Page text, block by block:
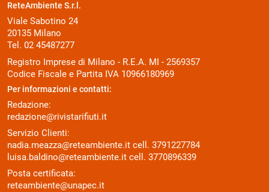
ReteAmbiente S.r.l.
Viale Sabotino 24
20135 Milano
Tel. 02 45487277
Registro Imprese di Milano - R.E.A. MI - 2569357
Codice Fiscale e Partita IVA 10966180969
Per informazioni e contatti:
Redazione:
redazione@rivistarifiuti.it
Servizio Clienti:
nadia.meazza@reteambiente.it cell. 3791227784
luisa.baldino@reteambiente.it cell. 3770896339
Posta certificata:
reteambiente@unapec.it